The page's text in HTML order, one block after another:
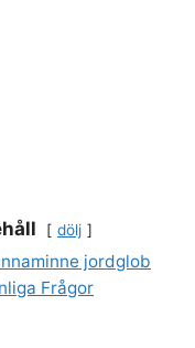
dölj
jordglob
Frågor